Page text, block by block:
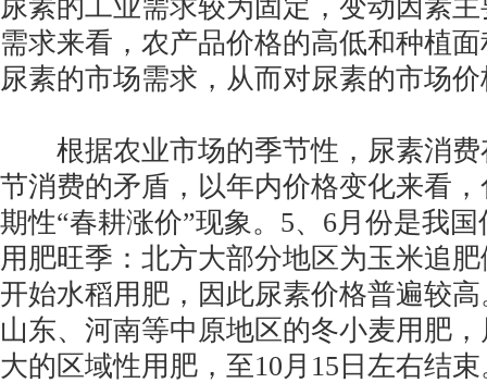
尿素的工业需求较为固定，变动因素
需求来看，农产品价格的高低和种植
尿素的市场需求，从而对尿素的市场
根据农业市场的季节性，尿素消费
节消费的矛盾，以年内价格变化来看
期性“春耕涨价”现象。5、6月份是我
用肥旺季：北方大部分地区为玉米追
开始水稻用肥，因此尿素价格普遍较
山东、河南等中原地区的冬小麦用肥
大的区域性用肥，至10月15日左右结